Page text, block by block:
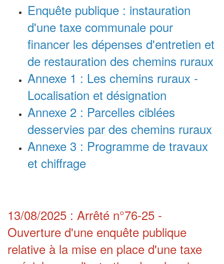
Enquête publique : instauration
d'une taxe communale pour
financer les dépenses d'entretien et
de restauration des chemins ruraux
Annexe 1 : Les chemins ruraux -
Localisation et désignation
Annexe 2 : Parcelles ciblées
desservies par des chemins ruraux
Annexe 3 : Programme de travaux
et chiffrage
13/08/2025 : Arrêté n°76-25 -
Ouverture d'une enquête publique
relative à la mise en place d'une taxe